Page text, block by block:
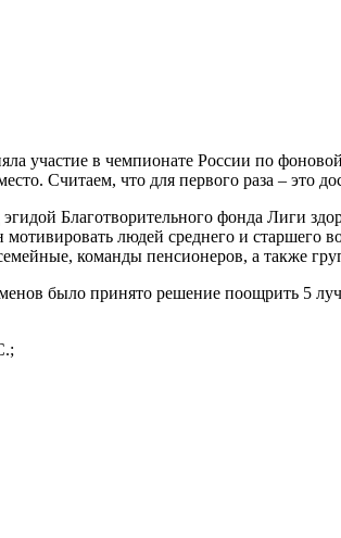
участие в чемпионате России по
Считаем, что для первого раза – это
Благотворительного фонда Лиги
людей среднего и
команды пенсионеров, а также
было принято решение поощрить 5